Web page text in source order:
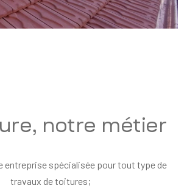
notre métier
entreprise spécialisée pour tout type de
travaux de toitures;